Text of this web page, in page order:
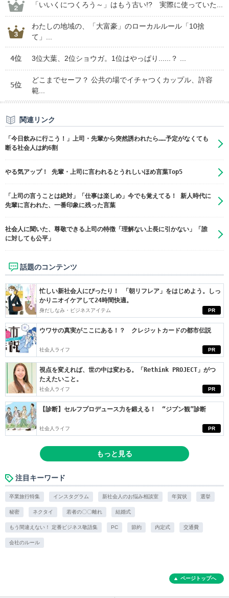
「いいくにつくろう～」はもう古い!? 実際に使っていた...
わたしの地域の、「大富豪」のローカルルール「10捨
て」...
4位 3位大葉、2位ショウガ。1位はやっぱり......？ ...
5位
どこまでセーフ？ 公共の場でイチャつくカップル、許容
範...
関連リンク
「今日飲みに行こう！」上司・先輩から突然誘われたら……予定がなくても
断る社会人は約6割
やる気アップ！ 先輩・上司に言われるとうれしいほめ言葉Top5
「上司の言うことは絶対」「仕事は楽しめ」今でも覚えてる！ 新人時代に
先輩に言われた、一番印象に残った言葉
社会人に聞いた、尊敬できる上司の特徴「理解ない上長に引かない」「誰
に対しても公平」
話題のコンテンツ
PR
忙しい新社会人にぴったり！ 「朝リフレア」をはじめよう。しっ
かりニオイケアして24時間快適。
身だしなみ・ビジネスアイテム
PR
ウワサの真実がここにある！？ クレジットカードの都市伝説
社会人ライフ
PR
視点を変えれば、世の中は変わる。「Rethink PROJECT」がつ
たえたいこと。
社会人ライフ
PR
【診断】セルフプロデュース力を鍛える！ “ジブン観”診断
社会人ライフ
もっと見る
注目キーワード
卒業旅行特集 インスタグラム 新社会人のお悩み相談室 年賀状 選挙
秘密 ネクタイ 若者の〇〇離れ 結婚式
もう間違えない！ 定番ビジネス敬語集 PC 節約 内定式 交通費
会社のルール
ページトップへ